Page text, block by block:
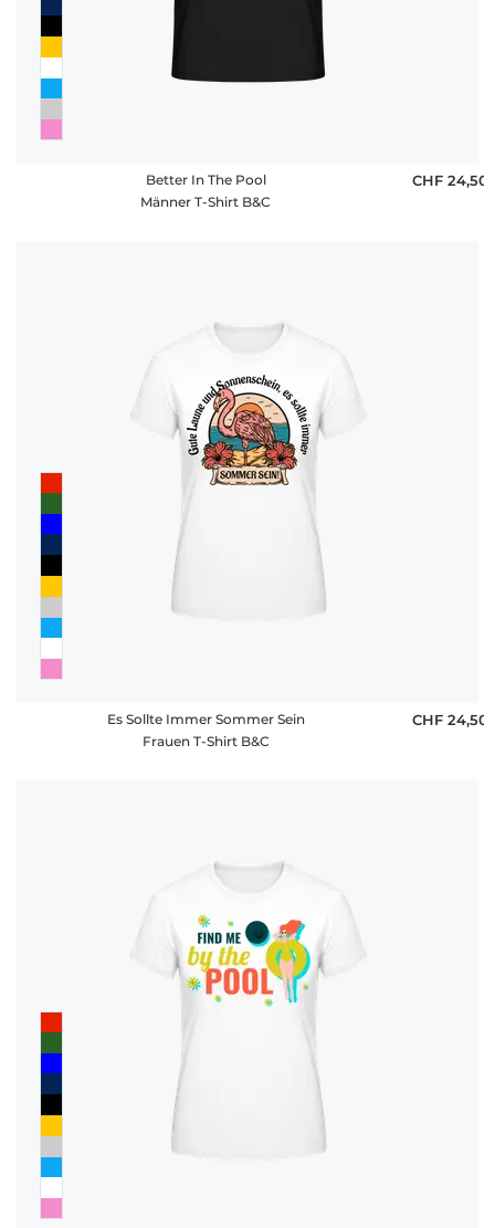
Better In The Pool
Männer T-Shirt B&C
CHF 24,50
Es Sollte Immer Sommer Sein
Frauen T-Shirt B&C
CHF 24,50